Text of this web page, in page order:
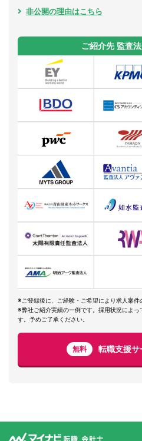
非公開の理由はこちら
ご紹介先 監査
※ご登録後に、ご経験・ご希望により求人案件
※弊社ご紹介実績の一例です。採用状況によっ
す。予めご了承ください。
無料 転職支援サ